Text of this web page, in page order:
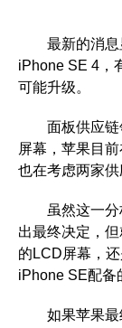
最新的消息
iPhone SE 4，
可能升级。
面板供应链
屏幕，苹果目
也在考虑两家供
虽然这一分
出最终决定，
的LCD屏幕，
iPhone SE配备
如果苹果最